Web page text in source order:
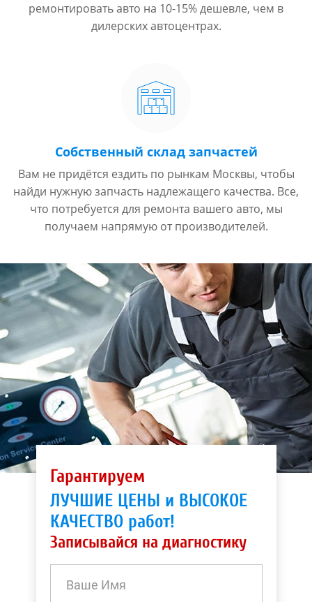
ремонтировать авто на 10-15% дешевле, чем в
дилерских автоцентрах.
Собственный склад запчастей
Вам не придётся ездить по рынкам Москвы, чтобы
найди нужную запчасть надлежащего качества. Все,
что потребуется для ремонта вашего авто, мы
получаем напрямую от производителей.
Гарантируем
ЛУЧШИЕ ЦЕНЫ и ВЫСОКОЕ
КАЧЕСТВО работ!
Записывайся на диагностику